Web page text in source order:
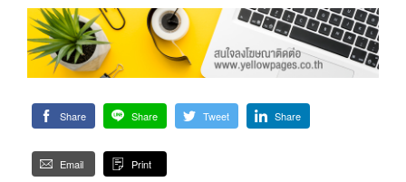
Share Share Tweet Share
Email Print